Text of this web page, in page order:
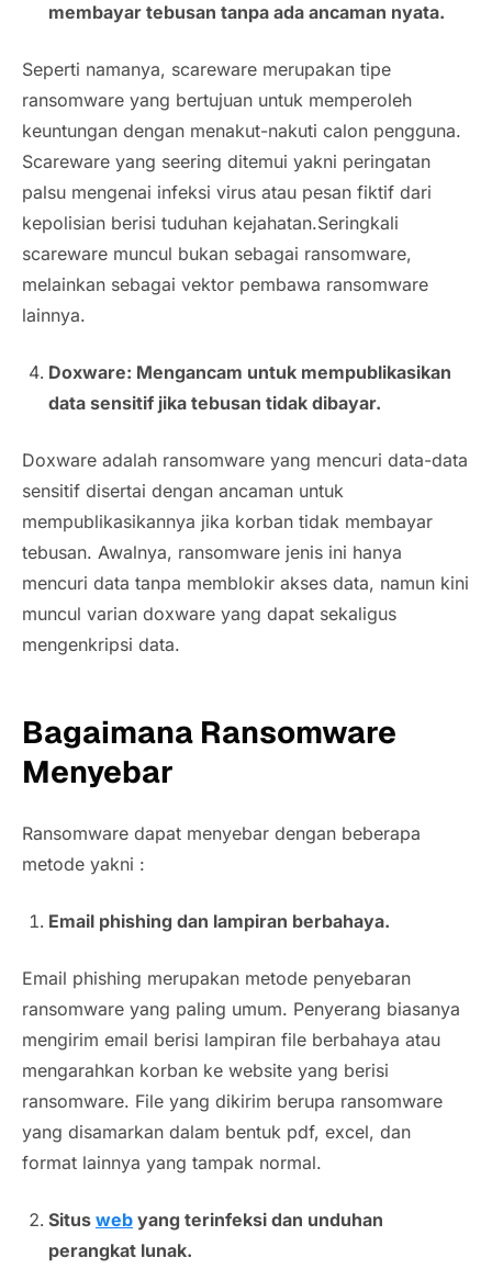
membayar tebusan tanpa ada ancaman nyata.
Seperti namanya, scareware merupakan tipe
ransomware yang bertujuan untuk memperoleh
keuntungan dengan menakut-nakuti calon pengguna.
Scareware yang seering ditemui yakni peringatan
palsu mengenai infeksi virus atau pesan fiktif dari
kepolisian berisi tuduhan kejahatan.Seringkali
scareware muncul bukan sebagai ransomware,
melainkan sebagai vektor pembawa ransomware
lainnya.
Doxware: Mengancam untuk mempublikasikan
data sensitif jika tebusan tidak dibayar.
Doxware adalah ransomware yang mencuri data-data
sensitif disertai dengan ancaman untuk
mempublikasikannya jika korban tidak membayar
tebusan. Awalnya, ransomware jenis ini hanya
mencuri data tanpa memblokir akses data, namun kini
muncul varian doxware yang dapat sekaligus
mengenkripsi data.
Bagaimana Ransomware
Menyebar
Ransomware dapat menyebar dengan beberapa
metode yakni :
Email phishing dan lampiran berbahaya.
Email phishing merupakan metode penyebaran
ransomware yang paling umum. Penyerang biasanya
mengirim email berisi lampiran file berbahaya atau
mengarahkan korban ke website yang berisi
ransomware. File yang dikirim berupa ransomware
yang disamarkan dalam bentuk pdf, excel, dan
format lainnya yang tampak normal.
Situs web yang terinfeksi dan unduhan
perangkat lunak.